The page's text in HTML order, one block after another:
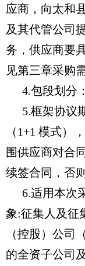
应商， 向太和
及其代管公司
务 ，供应商要
见第三章采购
4.包段划分
5.框架协议
（1+1 模式）
围供应商对合
续签合同，否
6.适用本次
象:征集人及征
（控股）公司
的全资子公司